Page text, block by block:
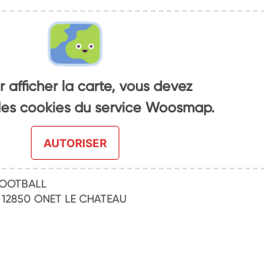
afficher la carte, vous devez
cookies du service Woosmap.
AUTORISER
ONET LE CHATEAU